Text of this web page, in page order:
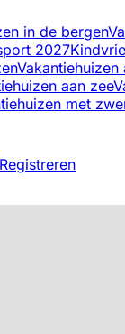
in de bergen
2027
Vakantiehuizen
aan zee
met
Registreren